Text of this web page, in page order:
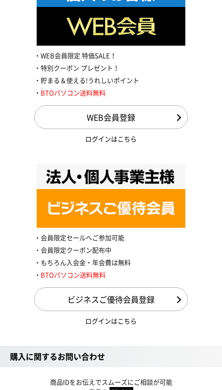
WEB会員限定 特価SALE！
特別クーポン プレゼント！
貯まる＆使える!うれしいポイント
BTOパソコン送料無料
WEB会員登録
ログインはこちら
会員限定セールへご参加可能
会員限定クーポン配布中
もちろん入会金・年会費は無料
BTOパソコン送料無料
ビジネスご優待会員登録
ログインはこちら
購入に関するお問い合わせ
商品IDをお伝えでスムーズにご相談が可能